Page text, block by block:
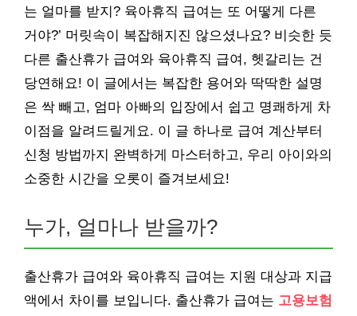
는 얼마를 받지? 육아휴직 급여는 또 어떻게 다른
거야?’ 머릿속이 복잡해지진 않으셨나요? 비슷한 듯
다른 출산휴가 급여와 육아휴직 급여, 헷갈리는 건
당연해요! 이 글에서는 복잡한 용어와 딱딱한 설명
은 싹 빼고, 엄마 아빠의 입장에서 쉽고 명쾌하게 차
이점을 알려드릴게요. 이 글 하나로 급여 계산부터
신청 방법까지 완벽하게 마스터하고, 우리 아이와의
소중한 시간을 오롯이 즐겨보세요!
누가, 얼마나 받을까?
출산휴가 급여와 육아휴직 급여는 지원 대상과 지급
액에서 차이를 보입니다. 출산휴가 급여는 고용보험